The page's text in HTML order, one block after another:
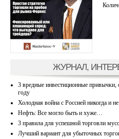
ЖУРНАЛ,
3 вредные инвестиционные привычки,
году
Холодная война с Россией никогда и не
Нефть: Все могло быть и хуже…
3 правила для успешной торговли
Лучший вариант для убыточных